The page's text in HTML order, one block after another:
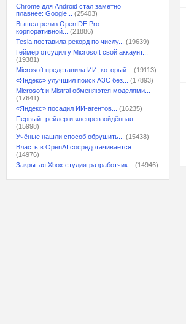
Chrome для Android стал заметно
плавнее: Google...
(25403)
Вышел релиз OpenIDE Pro —
корпоративной...
(21886)
Tesla поставила рекорд по числу...
(19639)
Геймер отсудил у Microsoft свой аккаунт...
(19381)
Microsoft представила ИИ, который...
(19113)
«Яндекс» улучшил поиск АЗС без...
(17893)
Microsoft и Mistral обменяются моделями...
(17641)
«Яндекс» посадил ИИ-агентов...
(16235)
Первый трейлер и «непревзойдённая...
(15998)
Учёные нашли способ обрушить...
(15438)
Власть в OpenAI сосредотачивается...
(14976)
Закрытая Xbox студия-разработчик...
(14946)